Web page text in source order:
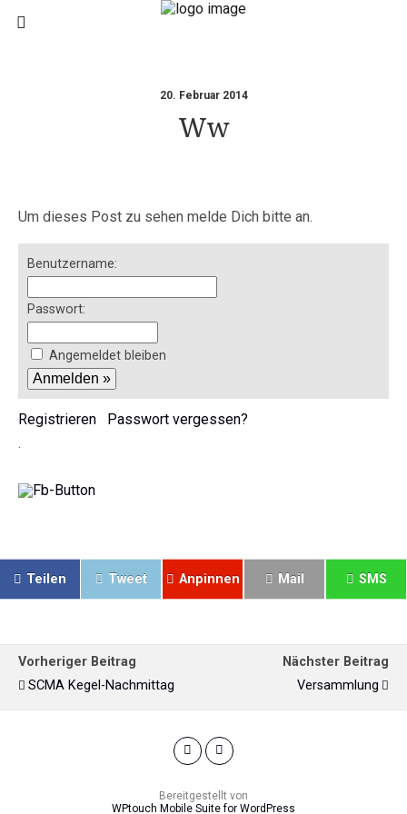
20. Februar 2014
Ww
Um dieses Post zu sehen melde Dich bitte an.
Benutzername:
Passwort:
Angemeldet bleiben
Registrieren
Passwort vergessen?
.
Teilen Tweet Anpinnen Mail SMS
Vorheriger Beitrag
SCMA Kegel-Nachmittag
Nächster Beitrag
Versammlung
Bereitgestellt von
WPtouch Mobile Suite for WordPress